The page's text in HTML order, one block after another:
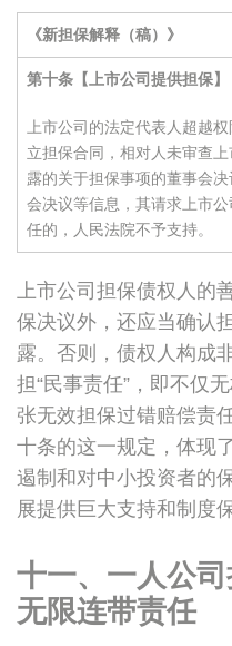
《新担保解释（稿）》
第十条【上市公司提供担保】
上市公司的法定代表人超越
立担保合同，相对人未审查
露的关于担保事项的董事会
会决议等信息，其请求上市
任的，人民法院不予支持。
上市公司担保债权人的
保决议外，还应当确认
露。否则，债权人构成
担“民事责任”，即不仅
张无效担保过错赔偿责
十条的这一规定，体现
遏制和对中小投资者的
展提供巨大支持和制度保
十一、一人公
无限连带责任